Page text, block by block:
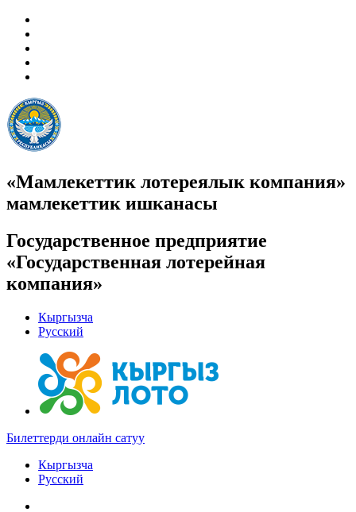
«Мамлекеттик лотереялык компания»
мамлекеттик ишканасы
Государственное предприятие
«Государственная лотерейная
компания»
Кыргызча
Русский
Билеттерди онлайн сатуу
Кыргызча
Русский